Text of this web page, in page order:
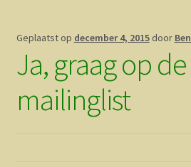
Biokoe
Zorgboerderij
Geplaatst op december 4, 2015 door
Ja, graag op de
mailinglist